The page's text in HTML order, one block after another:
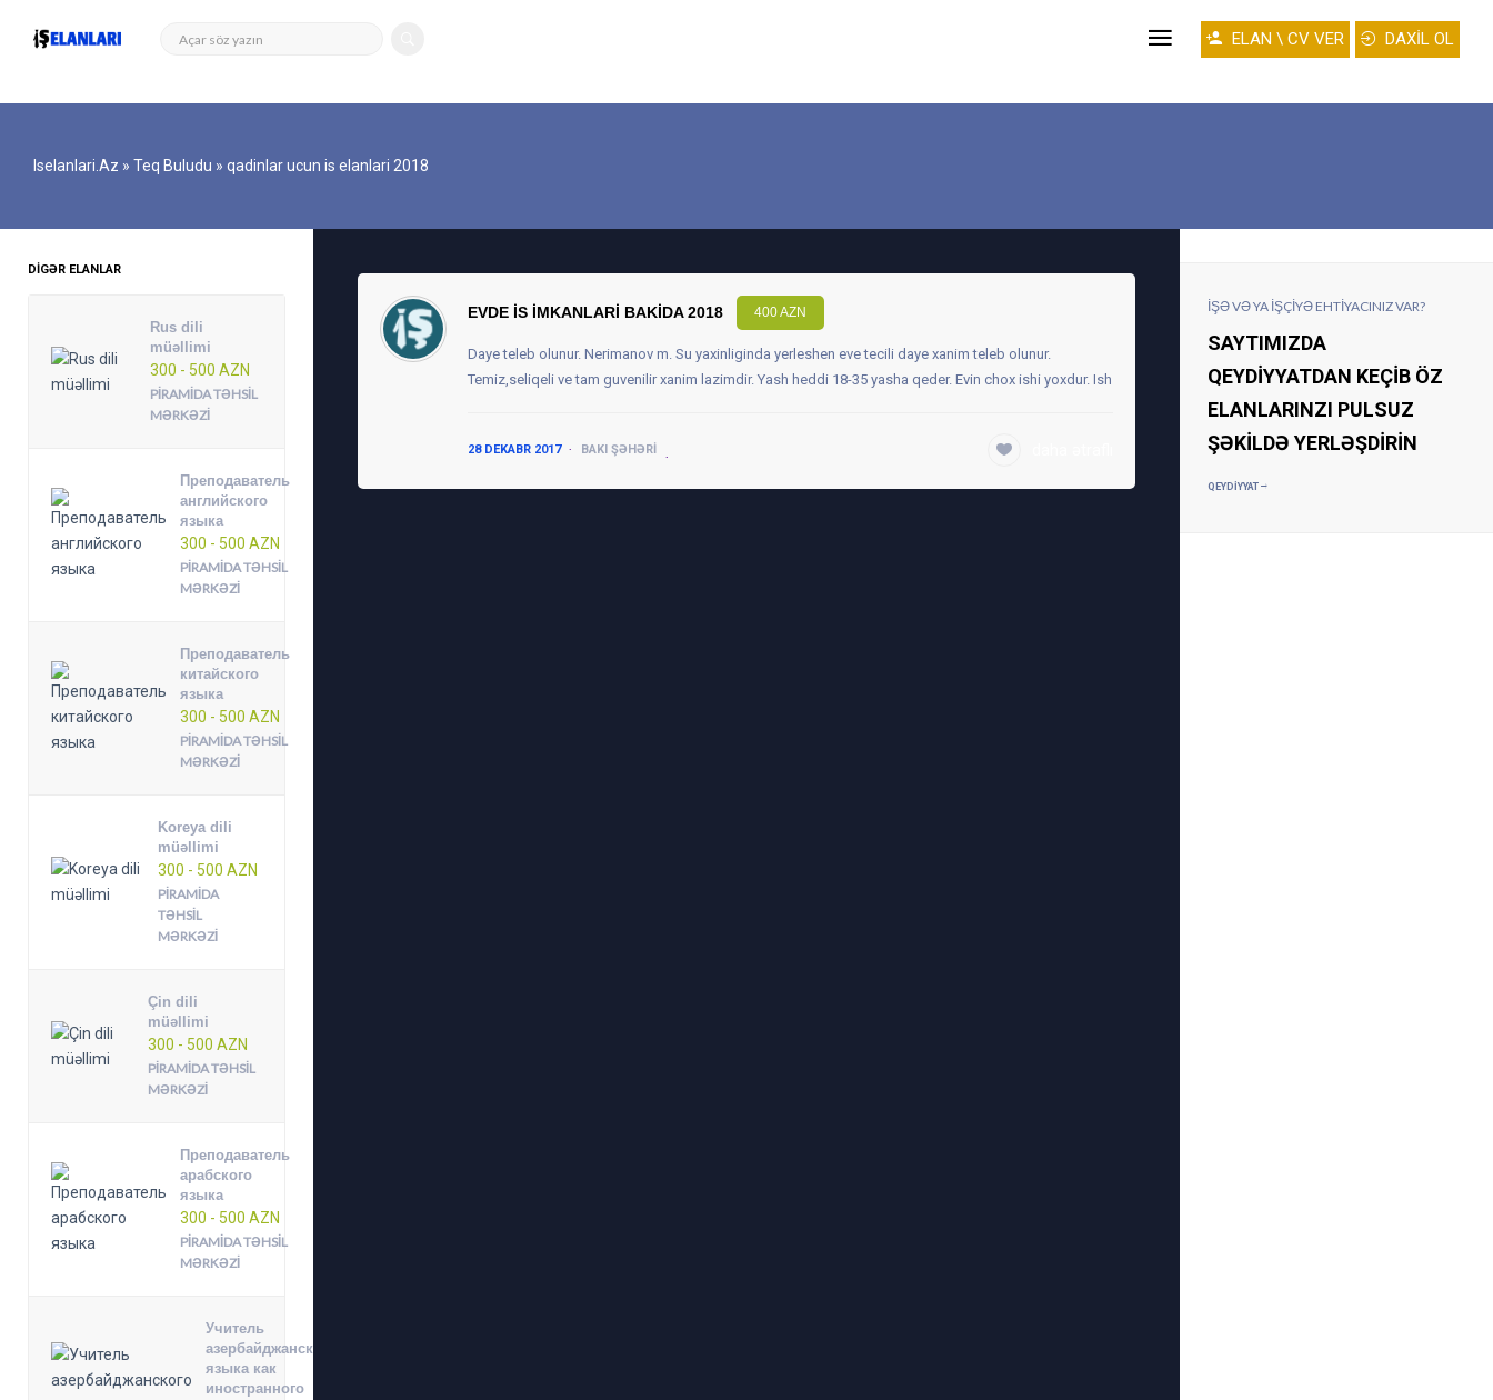
ELAN \ CV VER DAXİL OL
Iselanlari.az » Teq Buludu » qadinlar ucun is elanlari 2018
DIGƏR ELANLAR
Rus dili
müəllimi
300 - 500 AZN
PIRAMIDA TƏHSIL
MƏRKƏZI
Преподаватель
английского
языка
300 - 500 AZN
PIRAMIDA TƏHSIL
MƏRKƏZI
Преподаватель
китайского
языка
300 - 500 AZN
PIRAMIDA TƏHSIL
MƏRKƏZI
Koreya dili
müəllimi
300 - 500 AZN
PIRAMIDA
TƏHSIL
MƏRKƏZI
Çin dili
müəllimi
300 - 500 AZN
PIRAMIDA TƏHSIL
MƏRKƏZI
Преподаватель
арабского
языка
300 - 500 AZN
PIRAMIDA TƏHSIL
MƏRKƏZI
Учитель
азербайджанского
языка как
иностранного
EVDE IS IMKANLARI BAKIDA 2018 400 AZN
Daye teleb olunur. Nerimanov m. Su yaxinliginda yerleshen eve tecili daye xanim teleb olunur.
Temiz,seliqeli ve tam guvenilir xanim lazimdir. Yash heddi 18-35 yasha qeder. Evin chox ishi yoxdur. Ish
28 DEKABR 2017 BAKI ŞƏHƏRI
İŞƏ VƏ YA IŞÇIYƏ EHTIYACINIZ VAR?
SAYTIMIZDA
QEYDIYYATDAN KEÇIB ÖZ
ELANLARINZI PULSUZ
ŞƏKILDƏ YERLƏŞDIRIN
QEYDIYYAT